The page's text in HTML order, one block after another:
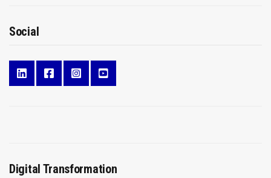
Social
Digital Transformation